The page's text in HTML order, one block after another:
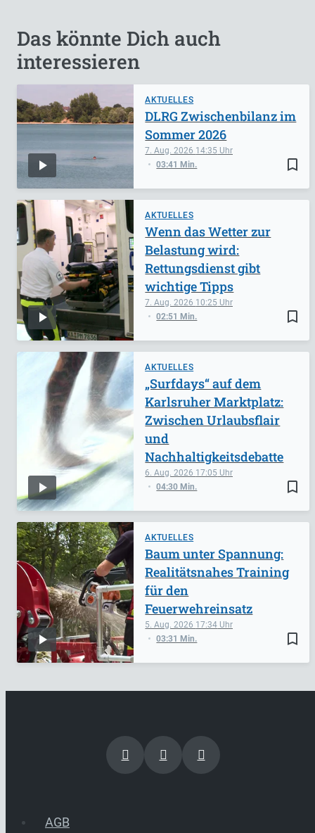
Das könnte Dich auch
interessieren
AKTUELLES
bookmark_border
7. Aug. 2026 14:35
03:41 Min.
DLRG Zwischenbilanz im
Sommer 2026
AKTUELLES
bookmark_border
7. Aug. 2026 10:25
02:51 Min.
Wenn das Wetter zur
Belastung wird:
Rettungsdienst gibt
wichtige Tipps
AKTUELLES
bookmark_border
6. Aug. 2026 17:05
04:30 Min.
„Surfdays“ auf dem
Karlsruher Marktplatz:
Zwischen Urlaubsflair
und
Nachhaltigkeitsdebatte
AKTUELLES
bookmark_border
5. Aug. 2026 17:34
03:31 Min.
Baum unter Spannung:
Realitätsnahes Training
für den
Feuerwehreinsatz
AGB